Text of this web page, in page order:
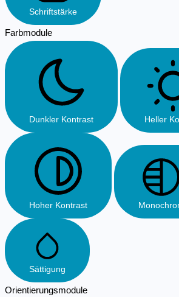
Schriftstärke
Farbmodule
Dunkler Kontrast Heller
Hoher Kontrast
Sättigung
Orientierungsmodule